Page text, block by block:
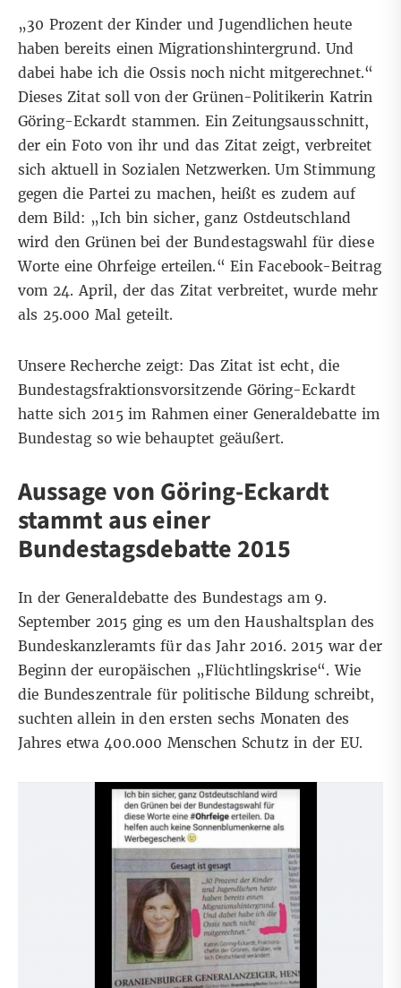
„30 Prozent der Kinder und Jugendlichen heute
haben bereits einen Migrationshintergrund. Und
dabei habe ich die Ossis noch nicht mitgerechnet.“
Dieses Zitat soll von der Grünen-Politikerin Katrin
Göring-Eckardt stammen. Ein Zeitungsausschnitt,
der ein Foto von ihr und das Zitat zeigt, verbreitet
sich aktuell in Sozialen Netzwerken. Um Stimmung
gegen die Partei zu machen, heißt es zudem auf
dem Bild: „Ich bin sicher, ganz Ostdeutschland
wird den Grünen bei der Bundestagswahl für diese
Worte eine Ohrfeige erteilen.“ EinFacebook-Beitrag
vom 24. April, der das Zitat verbreitet, wurde mehr
als 25.000 Mal geteilt.
Unsere Recherche zeigt: Das Zitat ist echt, die
Bundestagsfraktionsvorsitzende Göring-Eckardt
hatte sich 2015 im Rahmen einer Generaldebatte im
Bundestag so wie behauptet geäußert.
Aussage von Göring-Eckardt
stammt aus einer
Bundestagsdebatte 2015
In der Generaldebatte des Bundestags am 9.
September 2015ging es um den Haushaltsplan des
Bundeskanzleramts für das Jahr 2016. 2015 war der
Beginn der europäischen „Flüchtlingskrise“. Wie
die Bundeszentrale für politische Bildungschreibt,
suchten allein in den ersten sechs Monaten des
Jahres etwa 400.000 Menschen Schutz in der EU.